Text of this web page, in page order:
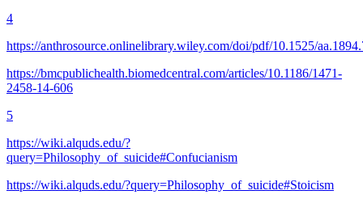
4
https://anthrosource.onlinelibrary.wiley.com/doi/pdf/10.1525/
https://bmcpublichealth.biomedcentral.com/articles/10.1186/1471-
2458-14-606
5
https://wiki.alquds.edu/?
query=Philosophy_of_suicide#Confucianism
https://wiki.alquds.edu/?query=Philosophy_of_suicide#Stoicism